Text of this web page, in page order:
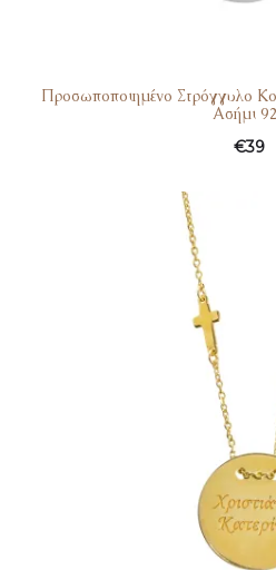
Προσωποποιημένο Στρόγγυλο
Ασήμι
€39